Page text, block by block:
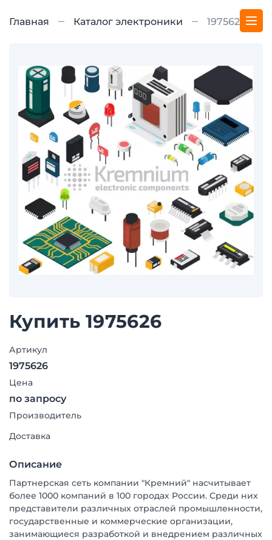
Главная Каталог электроники 1975626
Купить 1975626
Артикул
1975626
Цена
по запросу
Производитель
Доставка
Описание
Партнерская сеть компании "Кремний" насчитывает
более 1000 компаний в 100 городах России. Среди них
представители различных отраслей промышленности,
государственные и коммерческие организации,
занимающиеся разработкой и внедрением различных